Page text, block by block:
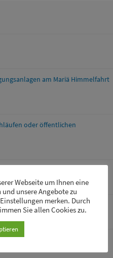
am Mariä Himmelfahrt
oder öffentlichen
Grundschule gesucht
Webseite um Ihnen eine
unsere Angebote zu
merken. Durch
Sie allen Cookies zu.